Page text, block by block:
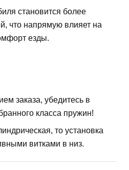
становится более
что напрямую влияет на
езды.
заказа, убедитесь в
класса пружин!
то установка
витками в низ.